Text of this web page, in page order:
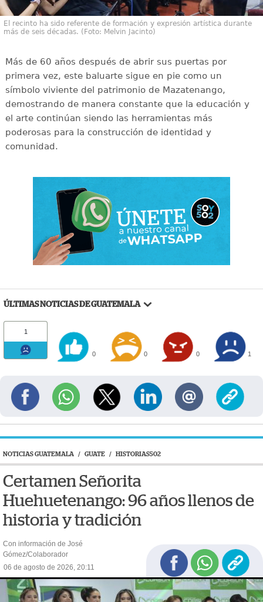
El recinto ha sido referente de formación y expresión artística durante
más de seis décadas. (Foto: Melvin Jacinto)
Más de 60 años después de abrir sus puertas por
primera vez, este baluarte sigue en pie como un
símbolo viviente del patrimonio de Mazatenango,
demostrando de manera constante que la educación y
el arte continúan siendo las herramientas más
poderosas para la construcción de identidad y
comunidad.
ÚLTIMAS NOTICIAS DE GUATEMALA
1
0 0 0 1
NOTICIAS GUATEMALA / GUATE / HISTORIAS502
Certamen Señorita
Huehuetenango: 96 años llenos de
historia y tradición
Con información de José
Gómez/Colaborador
06 de agosto de 2026, 20:11